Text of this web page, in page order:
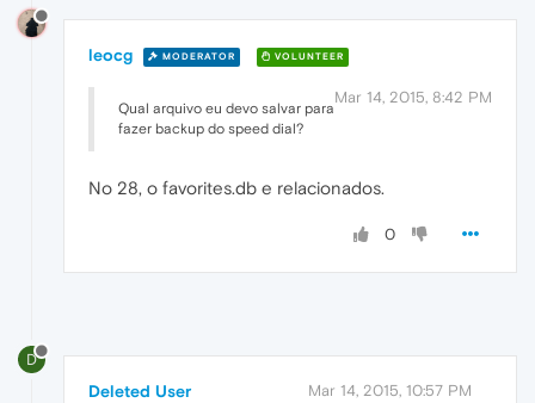
leocg MODERATOR VOLUNTEER
Mar 14, 2015, 8:42 PM
Qual arquivo eu devo salvar para
fazer backup do speed dial?
No 28, o favorites.db e relacionados.
0
D
Deleted User Mar 14, 2015, 10:57 PM